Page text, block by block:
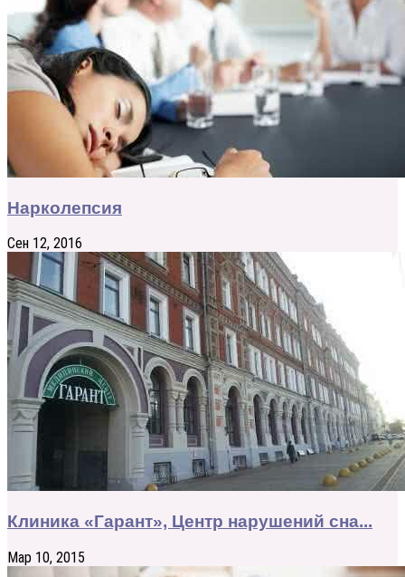
Нарколепсия
Сен 12, 2016
Клиника «Гарант», Центр нарушений сна...
Мар 10, 2015